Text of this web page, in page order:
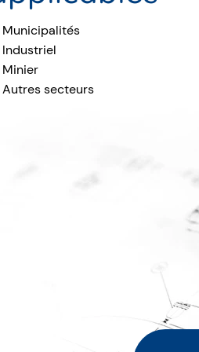
Municipalités
Industriel
Minier
Autres secteurs